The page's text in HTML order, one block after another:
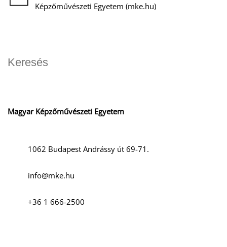
Képzőművészeti Egyetem (mke.hu)
Magyar Képzőművészeti Egyetem
1062 Budapest Andrássy út 69-71.
info@mke.hu
+36 1 666-2500